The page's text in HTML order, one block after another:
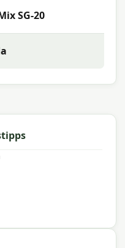
sich für hochwertige
Farbechtheit
sich durch
Materialien und eine
– perfekt für einen
SG-20